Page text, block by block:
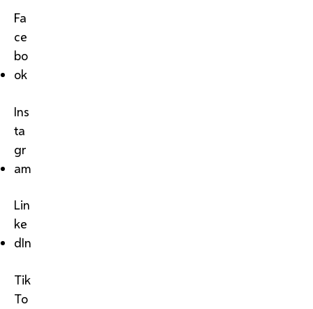
Fa
ce
bo
ok
Ins
ta
gr
am
Lin
ke
dIn
Tik
To